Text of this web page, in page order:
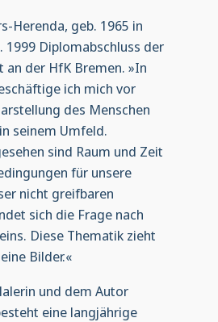
Herenda, geb. 1965 in
1999 Diplomabschluss der
an der HfK Bremen. »In
ich mich vor
des Menschen
seinem Umfeld.
sind Raum und Zeit
für unsere
nicht greifbaren
sich die Frage nach
Diese Thematik zieht
Bilder.«
und dem Autor
eine langjährige